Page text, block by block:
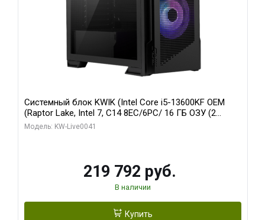
Системный блок KWIK (Intel Core i5-13600KF OEM
(Raptor Lake, Intel 7, C14 8EC/6PC/ 16 ГБ ОЗУ (2
модуля)/ Palit RTX5080 GAMINGPRO OC 16GB GDDR7
Модель: KW-Live0041
219 792 руб.
В наличии
Купить